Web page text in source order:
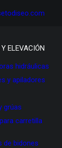
ELEVACIÓN
hidráulicas
y apiladores
grúas
carretilla
de bidones